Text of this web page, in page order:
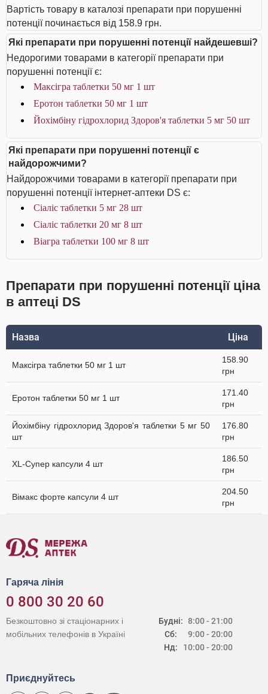
Вартість товару в каталозі препарати при порушенні
потенції починається від 158.9 грн.
Які препарати при порушенні потенції найдешевші?
Недорогими товарами в категорії препарати при
порушенні потенції є:
Максігра таблетки 50 мг 1 шт
Еротон таблетки 50 мг 1 шт
Йохімбіну гідрохлорид Здоров'я таблетки 5 мг 50 шт
Які препарати при порушенні потенції є
найдорожчими?
Найдорожчими товарами в категорії препарати при
порушенні потенції інтернет-аптеки DS є:
Сіаліс таблетки 5 мг 28 шт
Сіаліс таблетки 20 мг 8 шт
Віагра таблетки 100 мг 8 шт
Препарати при порушенні потенції ціна
в аптеці DS
Назва Ціна
Максігра таблетки 50 мг 1 шт
158.90
грн
Еротон таблетки 50 мг 1 шт
171.40
грн
Йохімбіну гідрохлорид Здоров'я таблетки 5 мг 50
шт
176.80
грн
XL-Супер капсули 4 шт
186.50
грн
Вімакс форте капсули 4 шт
204.50
грн
Гаряча лінія
0 800 30 20 60
Будні:
Сб:
Нд:
8:00 - 21:00
9:00 - 20:00
10:00 - 20:00
Безкоштовно зі стаціонарних і
мобільних телефонів в Україні
Приєднуйтесь